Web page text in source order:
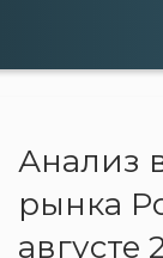
Анализ
рынка
августе